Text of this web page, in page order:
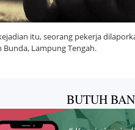
itu, seorang pekerja
Bunda, Lampung Tengah.
BUTUH